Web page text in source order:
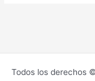
Todos los derechos